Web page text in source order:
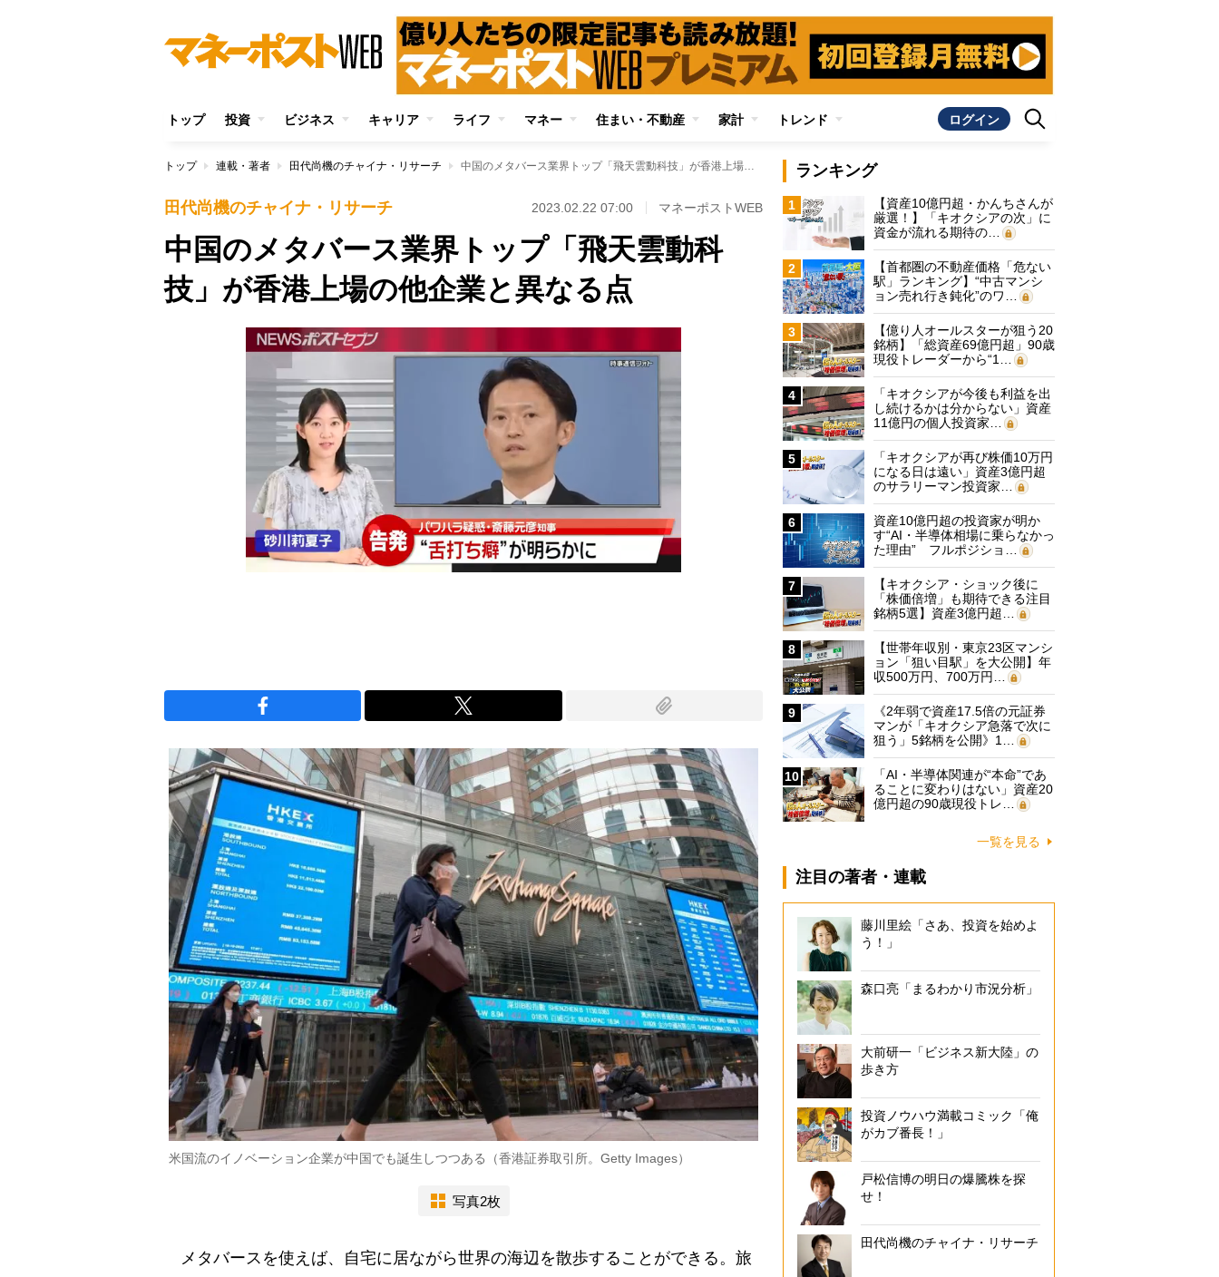
トップ 投資 ビジネス キャリア ライフ マネー 住まい・不動産 家計 トレンド ログイン
トップ 連載・著者 田代尚機のチャイナ・リサーチ 中国のメタバース業界トップ「飛天雲動科技」が香港上場の他企業と異なる点
田代尚機のチャイナ・リサーチ 2023.02.22 07:00 マネーポストWEB
中国のメタバース業界トップ「飛天雲動科
技」が香港上場の他企業と異なる点
米国流のイノベーション企業が中国でも誕生しつつある（香港証券取引所。Getty Images）
写真2枚
メタバースを使えば、自宅に居ながら世界の海辺を散歩することができる。旅
ランキング
1
【資産10億円超・かんちさんが
厳選！】「キオクシアの次」に
資金が流れる期待の…
2
【首都圏の不動産価格「危ない
駅」ランキング】“中古マンシ
ョン売れ行き鈍化”のワ…
3
【億り人オールスターが狙う20
銘柄】「総資産69億円超」90歳
現役トレーダーから“1…
4
「キオクシアが今後も利益を出
し続けるかは分からない」資産
11億円の個人投資家…
5
「キオクシアが再び株価10万円
になる日は遠い」資産3億円超
のサラリーマン投資家…
6
資産10億円超の投資家が明か
す“AI・半導体相場に乗らなかっ
た理由” フルポジショ…
7
【キオクシア・ショック後に
「株価倍増」も期待できる注目
銘柄5選】資産3億円超…
8
【世帯年収別・東京23区マンシ
ョン「狙い目駅」を大公開】年
収500万円、700万円…
9
《2年弱で資産17.5倍の元証券
マンが「キオクシア急落で次に
狙う」5銘柄を公開》1…
10
「AI・半導体関連が“本命”であ
ることに変わりはない」資産20
億円超の90歳現役トレ…
一覧を見る
注目の著者・連載
藤川里絵「さあ、投資を始めよ
う！」
森口亮「まるわかり市況分析」
大前研一「ビジネス新大陸」の
歩き方
投資ノウハウ満載コミック「俺
がカブ番長！」
戸松信博の明日の爆騰株を探
せ！
田代尚機のチャイナ・リサーチ